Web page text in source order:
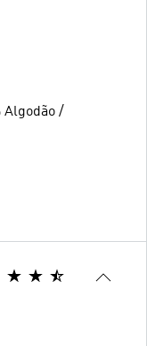
Algodão /